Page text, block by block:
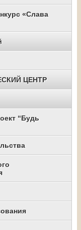
«Слава
ЦЕНТР
“Будь